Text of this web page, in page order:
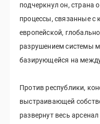
подчеркнул он, страна
процессы, связанные с
европейской,
разрушением системы
базирующейся на
Против республики,
выстраивающей
развернут весь